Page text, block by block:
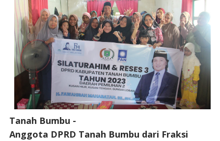
Tanah Bumbu -
Anggota DPRD Tanah Bumbu dari Fraksi